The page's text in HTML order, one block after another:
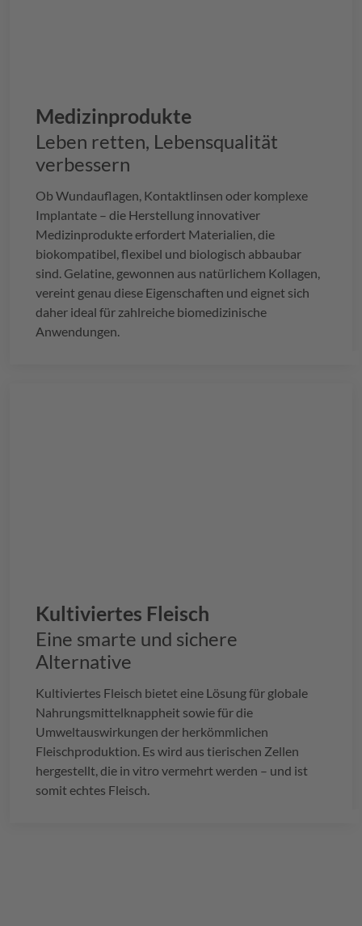
Medizinprodukte
Leben retten, Lebensqualität
verbessern
Ob Wundauflagen, Kontaktlinsen oder komplexe
Implantate – die Herstellung innovativer
Medizinprodukte erfordert Materialien, die
biokompatibel, flexibel und biologisch abbaubar
sind. Gelatine, gewonnen aus natürlichem Kollagen,
vereint genau diese Eigenschaften und eignet sich
daher ideal für zahlreiche biomedizinische
Anwendungen.
Kultiviertes Fleisch
Eine smarte und sichere
Alternative
Kultiviertes Fleisch bietet eine Lösung für globale
Nahrungsmittelknappheit sowie für die
Umweltauswirkungen der herkömmlichen
Fleischproduktion. Es wird aus tierischen Zellen
hergestellt, die in vitro vermehrt werden – und ist
somit echtes Fleisch.